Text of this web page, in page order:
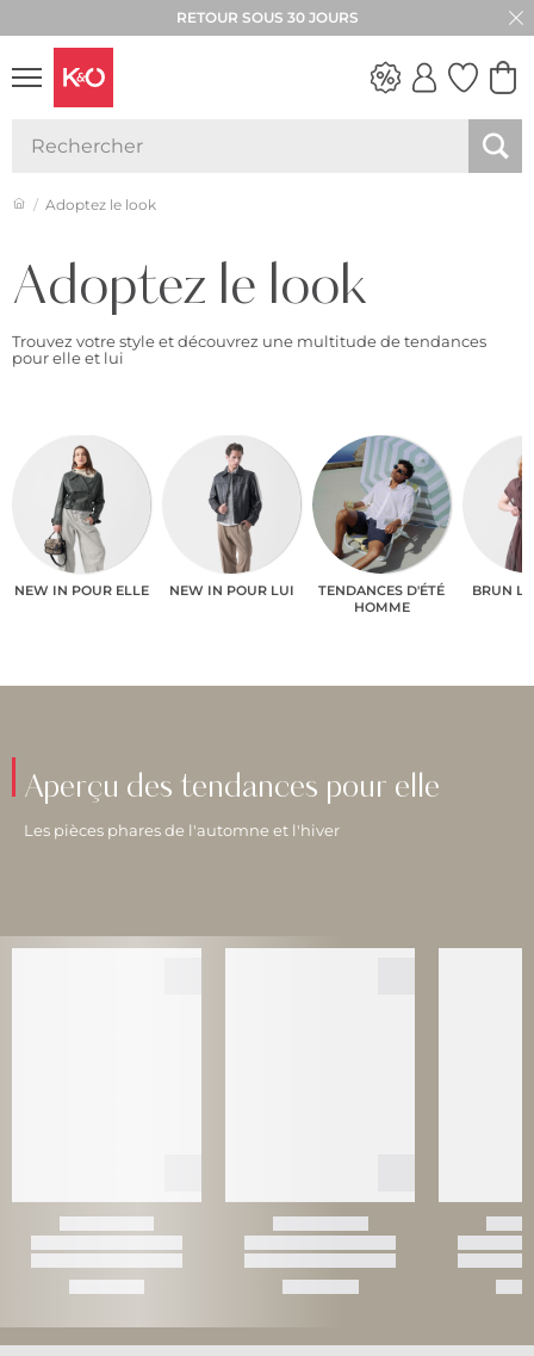
RETOUR SOUS 30 JOURS
Adoptez le look
Adoptez le look
Trouvez votre style et découvrez une multitude de tendances
pour elle et lui
NEW IN POUR ELLE NEW IN POUR LUI
TENDANCES D'ÉTÉ
HOMME
BRUN
Aperçu des tendances pour elle
Les pièces phares de l'automne et l'hiver